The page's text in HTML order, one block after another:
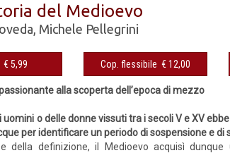
del Medioevo
Michele Pellegrini
eBook € 5,99 Cop. flessibile € 12,00
alla scoperta dell’epoca di mezzo
uomini o delle donne vissuti tra i secoli V e XV
per identificare un periodo di sospensione e
della definizione, il Medioevo acquisì